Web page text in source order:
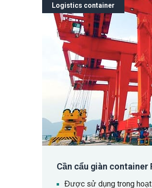
Logistics container
Cần cẩu giàn container
Được sử dụng trong hoạt